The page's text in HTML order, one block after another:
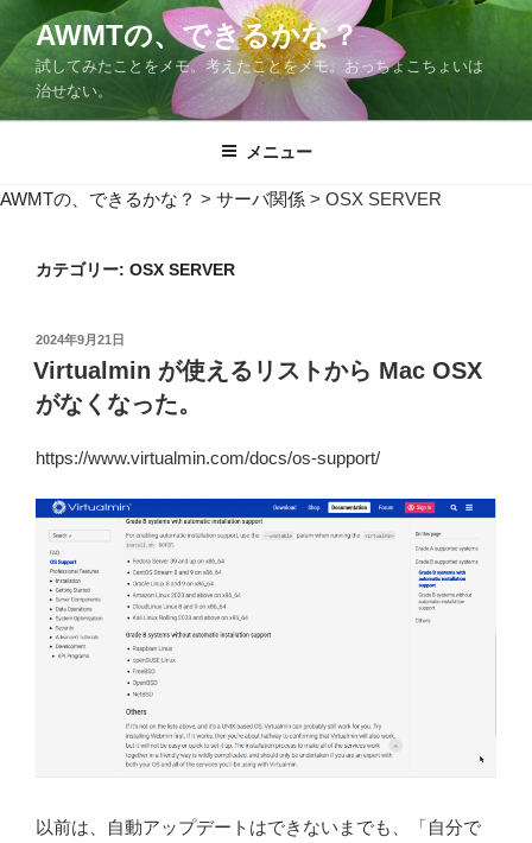
テ
ツ
キ
AWMTの、できるかな？
試してみたことをメモ。考えたことをメモ。おっちょこちょいは
治せない。
メニュー
AWMTの、できるかな？ > サーバ関係 > OSX SERVER
カテゴリー: OSX SERVER
投
稿
日:
2024年9月21日
Virtualmin が使えるリストから Mac OSX
がなくなった。
https://www.virtualmin.com/docs/os-support/
以前は、自動アップデートはできないまでも、「自分で